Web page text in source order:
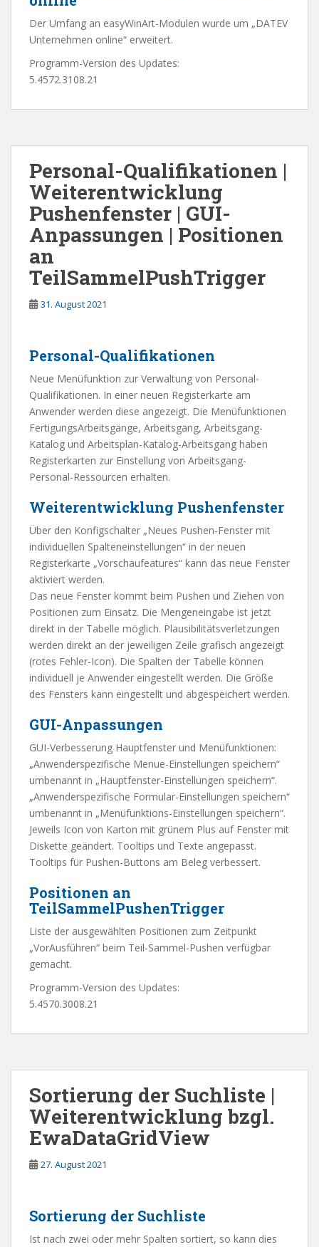
Der Umfang an easyWinArt-Modulen wurde um „DATEV
Unternehmen online“ erweitert.
Programm-Version des Updates:
5.4572.3108.21
Personal-Qualifikationen |
Weiterentwicklung
Pushenfenster | GUI-
Anpassungen | Positionen
an
TeilSammelPushTrigger
31. August 2021
Personal-Qualifikationen
Neue Menüfunktion zur Verwaltung von Personal-
Qualifikationen. In einer neuen Registerkarte am
Anwender werden diese angezeigt. Die Menüfunktionen
FertigungsArbeitsgänge, Arbeitsgang, Arbeitsgang-
Katalog und Arbeitsplan-Katalog-Arbeitsgang haben
Registerkarten zur Einstellung von Arbeitsgang-
Personal-Ressourcen erhalten.
Weiterentwicklung Pushenfenster
Über den Konfigschalter „Neues Pushen-Fenster mit
individuellen Spalteneinstellungen“ in der neuen
Registerkarte „Vorschaufeatures“ kann das neue Fenster
aktiviert werden.
Das neue Fenster kommt beim Pushen und Ziehen von
Positionen zum Einsatz. Die Mengeneingabe ist jetzt
direkt in der Tabelle möglich. Plausibilitätsverletzungen
werden direkt an der jeweiligen Zeile grafisch angezeigt
(rotes Fehler-Icon). Die Spalten der Tabelle können
individuell je Anwender eingestellt werden. Die Größe
des Fensters kann eingestellt und abgespeichert werden.
GUI-Anpassungen
GUI-Verbesserung Hauptfenster und Menüfunktionen:
„Anwenderspezifische Menue-Einstellungen speichern“
umbenannt in „Hauptfenster-Einstellungen speichern“.
„Anwenderspezifische Formular-Einstellungen speichern“
umbenannt in „Menüfunktions-Einstellungen speichern“.
Jeweils Icon von Karton mit grünem Plus auf Fenster mit
Diskette geändert. Tooltips und Texte angepasst.
Tooltips für Pushen-Buttons am Beleg verbessert.
Positionen an
TeilSammelPushenTrigger
Liste der ausgewählten Positionen zum Zeitpunkt
„VorAusführen“ beim Teil-Sammel-Pushen verfügbar
gemacht.
Programm-Version des Updates:
5.4570.3008.21
Sortierung der Suchliste |
Weiterentwicklung bzgl.
EwaDataGridView
27. August 2021
Sortierung der Suchliste
Ist nach zwei oder mehr Spalten sortiert, so kann dies